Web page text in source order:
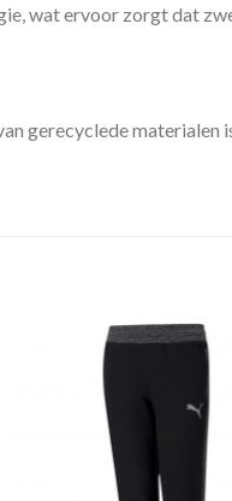
wat ervoor zorgt dat
gerecyclede materialen